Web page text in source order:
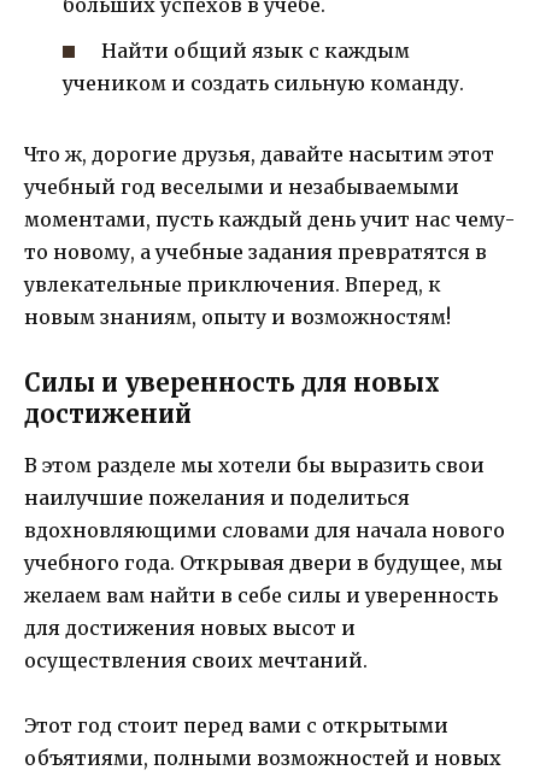
больших успехов в учебе.
Найти общий язык с каждым
учеником и создать сильную команду.
Что ж, дорогие друзья, давайте насытим этот
учебный год веселыми и незабываемыми
моментами, пусть каждый день учит нас чему-
то новому, а учебные задания превратятся в
увлекательные приключения. Вперед, к
новым знаниям, опыту и возможностям!
Силы и уверенность для новых
достижений
В этом разделе мы хотели бы выразить свои
наилучшие пожелания и поделиться
вдохновляющими словами для начала нового
учебного года. Открывая двери в будущее, мы
желаем вам найти в себе силы и уверенность
для достижения новых высот и
осуществления своих мечтаний.
Этот год стоит перед вами с открытыми
объятиями, полными возможностей и новых